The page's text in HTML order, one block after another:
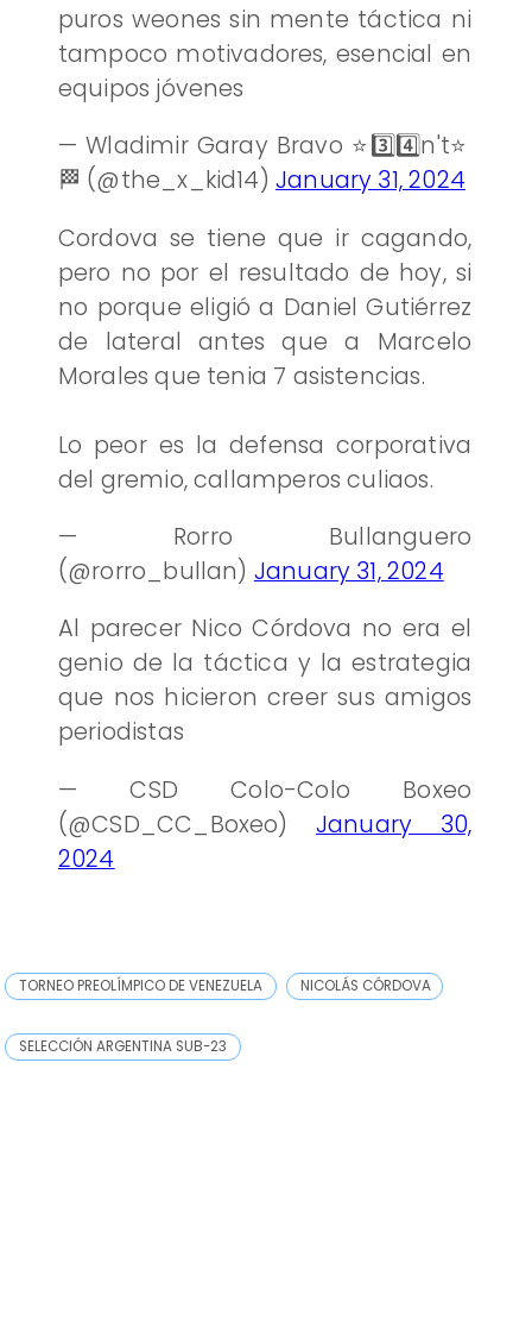
puros weones sin mente táctica ni
tampoco motivadores, esencial en
equipos jóvenes
— Wladimir Garay Bravo ⭐️3️⃣4️⃣n't⭐️
🏁 (@the_x_kid14)January 31, 2024
Cordova se tiene que ir cagando,
pero no por el resultado de hoy, si
no porque eligió a Daniel Gutiérrez
de lateral antes que a Marcelo
Morales que tenia 7 asistencias.
Lo peor es la defensa corporativa
del gremio, callamperos culiaos.
— Rorro Bullanguero
(@rorro_bullan) January 31, 2024
Al parecer Nico Córdova no era el
genio de la táctica y la estrategia
que nos hicieron creer sus amigos
periodistas
— CSD Colo-Colo Boxeo
(@CSD_CC_Boxeo) January 30,
2024
TORNEO PREOLÍMPICO DE VENEZUELA NICOLÁS CÓRDOVA
SELECCIÓN ARGENTINA SUB-23